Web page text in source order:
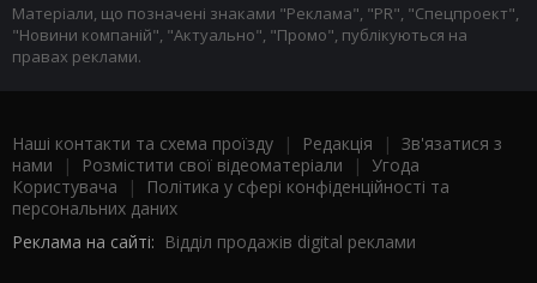
Матеріали, що позначені знаками "Реклама", "PR", "Спецпроект",
"Новини компаній", "Актуально", "Промо", публікуються на
правах реклами.
Наші контакти та схема проїзду | Редакція | Зв'язатися з
нами | Розмістити свої відеоматеріали | Угода
Користувача |
Політика у сфері конфіденційності та
персональних даних
Реклама на сайті: Відділ продажів digital реклами